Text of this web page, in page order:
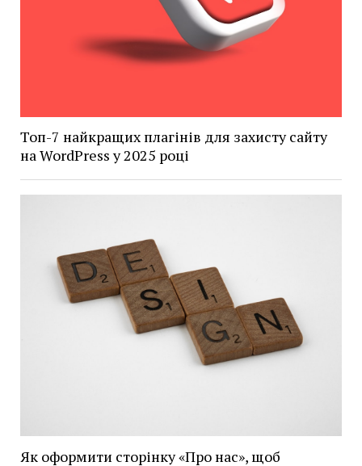
Топ-7 найкращих плагінів для захисту сайту
на WordPress у 2025 році
Як оформити сторінку «Про нас», щоб